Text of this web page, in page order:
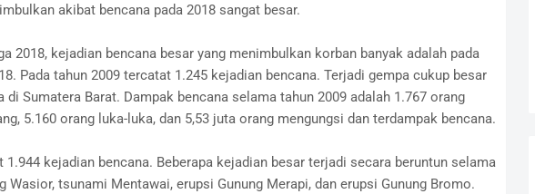
akibat bencana pada 2018 sangat besar.
2018, kejadian bencana besar yang menimbulkan korban banyak adalah pada
Pada tahun 2009 tercatat 1.245 kejadian bencana. Terjadi gempa cukup besar
di Sumatera Barat. Dampak bencana selama tahun 2009 adalah 1.767 orang
5.160 orang luka-luka, dan 5,53 juta orang mengungsi dan terdampak bencana.
1.944 kejadian bencana. Beberapa kejadian besar terjadi secara beruntun selama
Wasior, tsunami Mentawai, erupsi Gunung Merapi, dan erupsi Gunung Bromo.